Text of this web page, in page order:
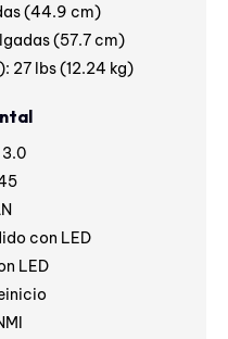
(44.9 cm)
(57.7 cm)
27 lbs (12.24 kg)
3.0
con LED
LED